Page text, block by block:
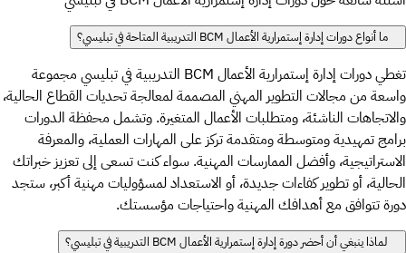
ما أنواع دورات إدارة إستمرارية الأعمال BCM التدريبية المتاحة في تبليسي؟
تغطي دورات إدارة إستمرارية الأعمال BCM التدريبية في تبليسي مجموعة
واسعة من مجالات التطوير المهني المصممة لمعالجة تحديات القطاع الحالية،
والاتجاهات الناشئة، ومتطلبات الأعمال المتغيرة. وتشمل محفظة الدورات
برامج تمهيدية ومتوسطة ومتقدمة تركز على المهارات العملية، والمعرفة
الاستراتيجية، وأفضل الممارسات المهنية. سواء كنت تسعى إلى تعزيز خبراتك
الحالية، أو تطوير كفاءات جديدة، أو الاستعداد لمسؤوليات مهنية أكبر، ستجد
دورة تتوافق مع أهدافك المهنية واحتياجات مؤسستك.
لماذا ينبغي أن أحضر دورة إدارة إستمرارية الأعمال BCM التدريبية في تبليسي؟